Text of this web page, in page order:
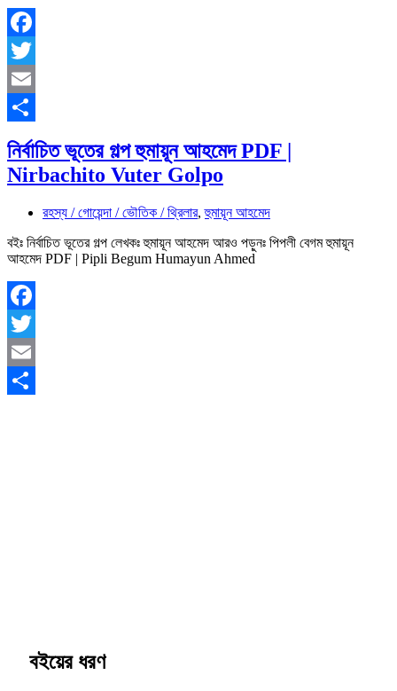
Facebook
Twitter
Email
Share
নির্বাচিত ভূতের গল্প হুমায়ূন আহমেদ PDF |
Nirbachito Vuter Golpo
রহস্য / গোয়েন্দা / ভৌতিক / থ্রিলার,হুমায়ূন আহমেদ
বইঃ নির্বাচিত ভূতের গল্প লেখকঃ হুমায়ূন আহমেদ আরও পড়ুনঃ পিপলী বেগম হুমায়ূন
আহমেদ PDF | Pipli Begum Humayun Ahmed
Facebook
Twitter
Email
বইয়ের ধরণ